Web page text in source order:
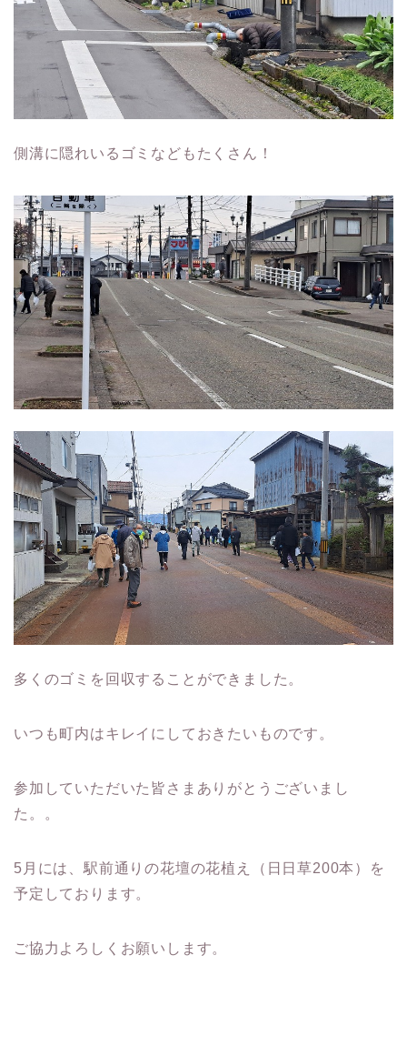
側溝に隠れいるゴミなどもたくさん！
多くのゴミを回収することができました。
いつも町内はキレイにしておきたいものです。
参加していただいた皆さまありがとうございまし
た。。
5月には、駅前通りの花壇の花植え（日日草200本）を
予定しております。
ご協力よろしくお願いします。